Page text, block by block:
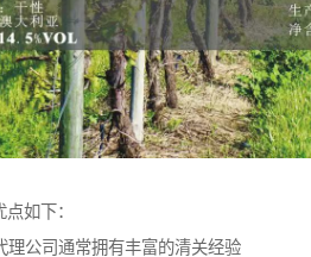
如下：
理公司通常拥有丰富的清关经验